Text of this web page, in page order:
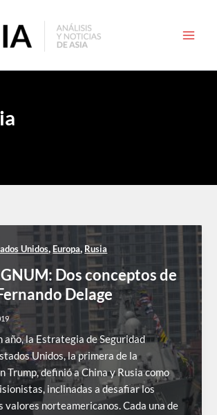
Unidos, Europa, Rusia
Dos conceptos de
Delage
año, la Estrategia de Seguridad
Unidos, la primera de la
Trump, definió a China y Rusia como
inclinadas a desafiar los
valores norteamericanos. Cada una de